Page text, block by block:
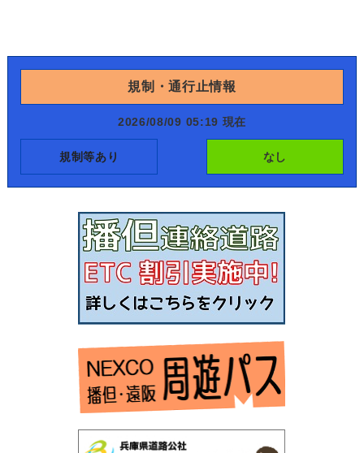
規制・通行止情報
2026/08/09 05:19 現在
規制等あり なし